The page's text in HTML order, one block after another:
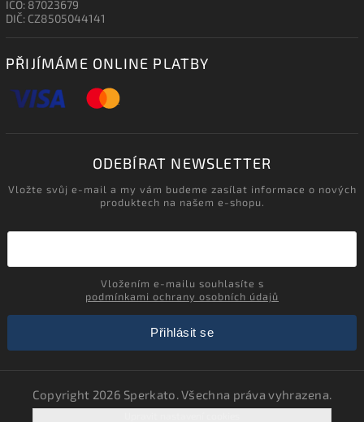
IČO: 87023679
DIČ: CZ8505044141
PŘIJÍMÁME ONLINE PLATBY
ODEBÍRAT NEWSLETTER
Vložte svůj e-mail a my vám budeme zasílat informace o nových
produktech na našem e-shopu.
podmínkami ochrany osobních údajů
Přihlásit se
Copyright 2026 Sperkato. Všechna práva vyhrazena.